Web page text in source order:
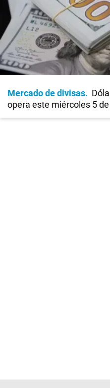
Mercado de divisas
opera este miércoles 5